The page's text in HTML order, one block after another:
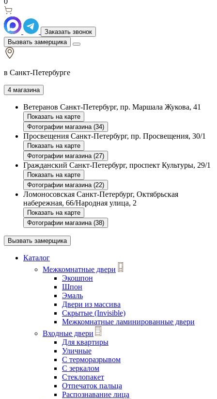
Заказать звонок
Вызвать замерщика
в Санкт-Петербурге
4 магазина
Ветеранов Санкт-Петербург, пр. Маршала Жукова, 41
Показать на карте
Фотографии магазина (34)
Просвещения Санкт-Петербург, пр. Просвещения, 30/1
Показать на карте
Фотографии магазина (27)
Гражданский Санкт-Петербург, проспект Культуры, 29/1
Показать на карте
Фотографии магазина (22)
Ломоносовская Санкт-Петербург, Октябрьская
набережная, 66/Народная улица, 2
Показать на карте
Фотографии магазина (38)
Вызвать замерщика
Каталог
Межкомнатные двери
Экошпон
Шпон
Эмаль
Двери из массива
Скрытые (Invisible)
Межкомнатные ламинированные двери
Входные двери
Для квартиры
Уличные
С терморазрывом
С зеркалом
Стеклопакет
Отпечаток пальца
Распознавание лица